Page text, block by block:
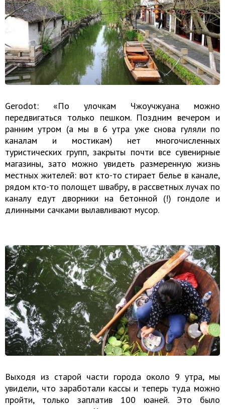
Gerodot: «По улочкам Чжоучжуана можно
передвигаться только пешком. Поздним вечером и
ранним утром (а мы в 6 утра уже снова гуляли по
каналам и мостикам) нет многочисленных
туристических групп, закрыты почти все сувенирные
магазины, зато можно увидеть размеренную жизнь
местных жителей: вот кто-то стирает белье в канале,
рядом кто-то полощет швабру, в рассветных лучах по
каналу едут дворники на бетонной (!) гондоле и
длинными сачками вылавливают мусор.
Выходя из старой части города около 9 утра, мы
увидели, что заработали кассы и теперь туда можно
пройти, только заплатив 100 юаней. Это было